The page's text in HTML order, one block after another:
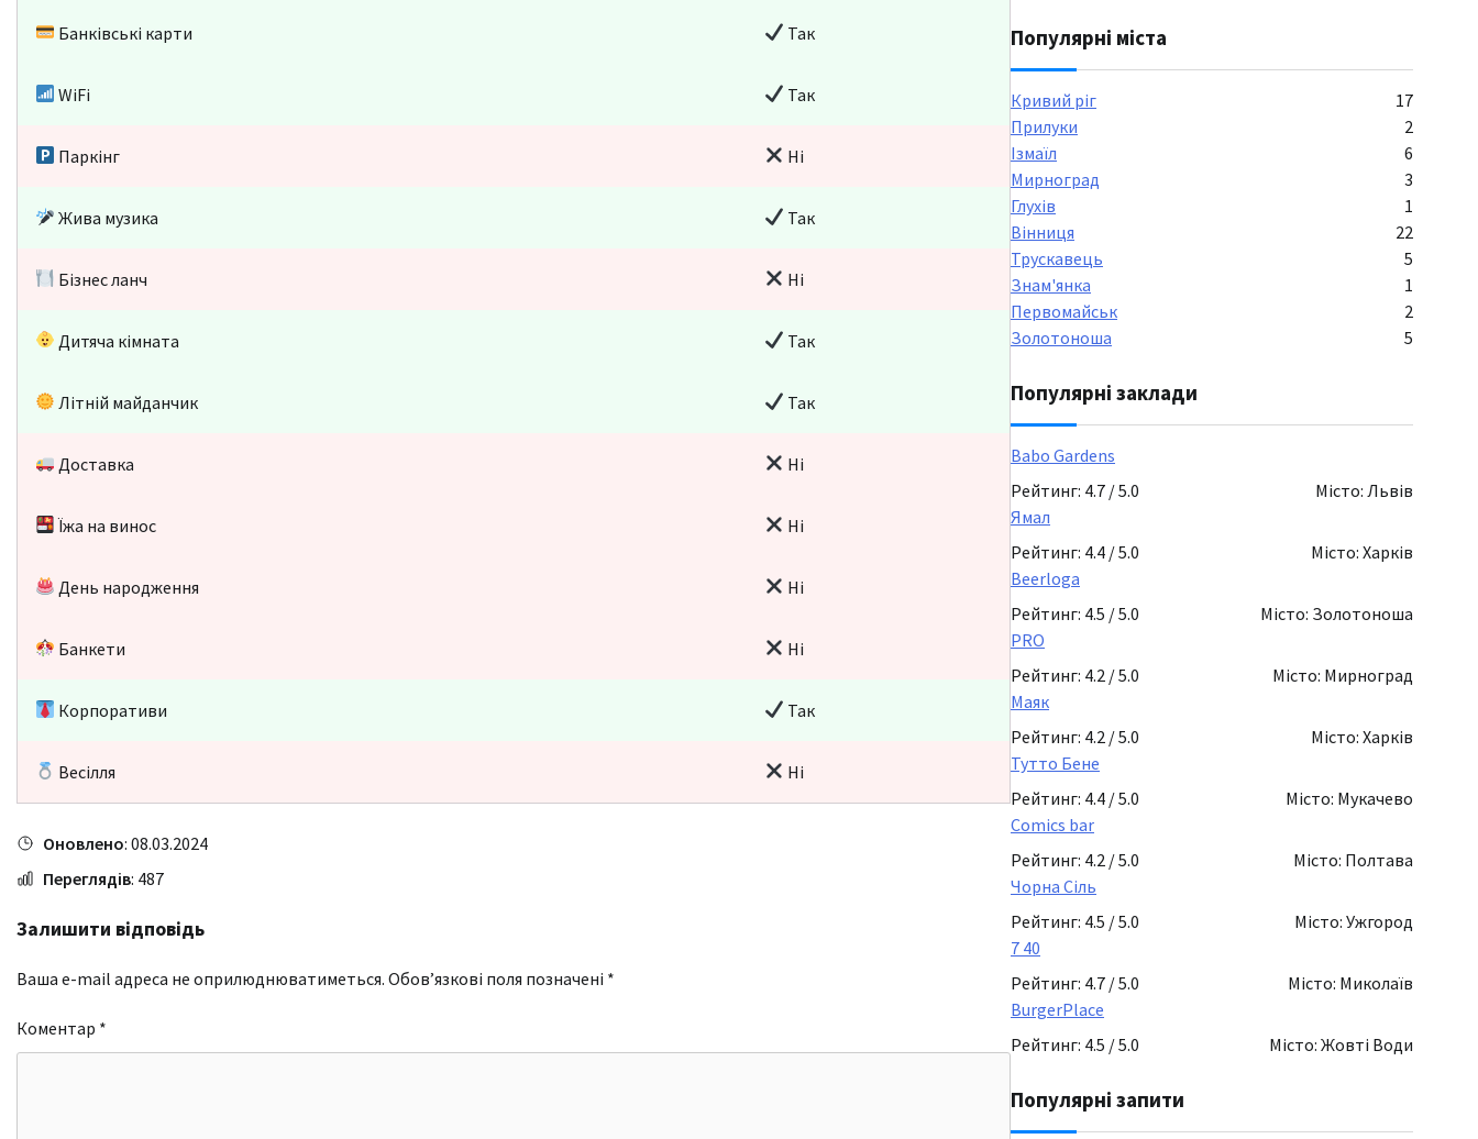
Банківські карти Так
WiFi Так
Паркінг Ні
Жива музика Так
Бізнес ланч Ні
Дитяча кімната Так
Літній майданчик Так
Доставка Ні
Їжа на винос Ні
День народження Ні
Банкети Ні
Корпоративи Так
Весілля Ні
Оновлено: 08.03.2024
Переглядів: 487
Залишити відповідь
Ваша e-mail адреса не оприлюднюватиметься. Обов’язкові поля позначені *
Коментар *
Популярні міста
Кривий ріг
17
Прилуки
2
Ізмаїл
6
Мирноград
3
Глухів
1
Вінниця
22
Трускавець
5
Знам'янка
1
Первомайськ
2
Золотоноша
5
Популярні заклади
Babo Gardens
Рейтинг: 4.7 / 5.0
Місто: Львів
Ямал
Рейтинг: 4.4 / 5.0
Місто: Харків
Beerloga
Рейтинг: 4.5 / 5.0
Місто: Золотоноша
PRO
Рейтинг: 4.2 / 5.0
Місто: Мирноград
Маяк
Рейтинг: 4.2 / 5.0
Місто: Харків
Тутто Бене
Рейтинг: 4.4 / 5.0
Місто: Мукачево
Comics bar
Рейтинг: 4.2 / 5.0
Місто: Полтава
Чорна Сіль
Рейтинг: 4.5 / 5.0
Місто: Ужгород
7 40
Рейтинг: 4.7 / 5.0
Місто: Миколаїв
BurgerPlace
Рейтинг: 4.5 / 5.0
Місто: Жовті Води
Популярні запити